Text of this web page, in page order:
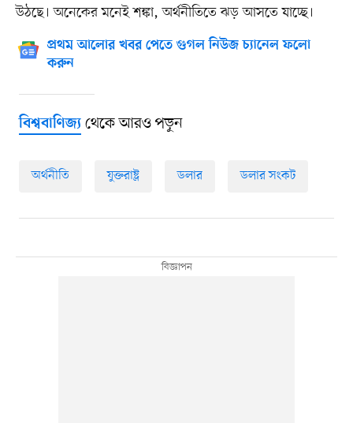
উঠছে। অনেকের মনেই শঙ্কা, অর্থনীতিতে ঝড় আসতে যাচ্ছে।
প্রথম আলোর খবর পেতে গুগল নিউজ চ্যানেল ফলো
করুন
বিশ্ববাণিজ্যথেকে আরও পড়ুন
অর্থনীতি যুক্তরাষ্ট্র ডলার ডলার সংকট